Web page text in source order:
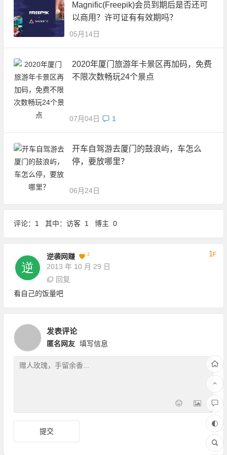
Magnific(Freepik)会员到期后是否还可
以商用？许可证有有效期吗？
05月14日
2020年厦门旅游年卡景区再加码，免费
不限次数畅玩24个景点
07月04日 1
开车自驾游去厦门的鼓浪屿，车怎么
停，要放哪里？
06月24日
评论：1 其中：访客 1 博主 0
逆袭网赚 2
2013 年 10 月 29 日
1F
回复
看自己的饭量吧
发表评论
匿名网友 填写信息